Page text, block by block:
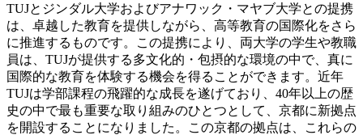
TUJとジンダル大学およびアナワック・マヤブ大学との提携
は、卓越した教育を提供しながら、高等教育の国際化をさら
に推進するものです。この提携により、両大学の学生や教職
員は、TUJが提供する多文化的・包摂的な環境の中で、真に
国際的な教育を体験する機会を得ることができます。近年
TUJは学部課程の飛躍的な成長を遂げており、40年以上の歴
史の中で最も重要な取り組みのひとつとして、京都に新拠点
を開設することになりました。この京都の拠点は、これらの